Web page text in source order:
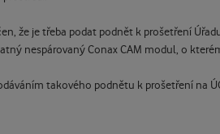
že je třeba podat podnět k prošetření
nespárovaný Conax CAM modul, o
takového podnětu k prošetření na